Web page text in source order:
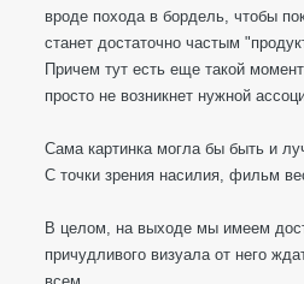
вроде похода в бордель, чтобы
станет достаточно частым
Причем тут есть еще такой
просто не возникнет нужной
Сама картинка могла бы быть и
С точки зрения насилия, фильм
В целом, на выходе мы имеем
причудливого визуала от него